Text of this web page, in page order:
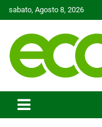
to
sabato, Agosto 8, 2026
Ecoo.it